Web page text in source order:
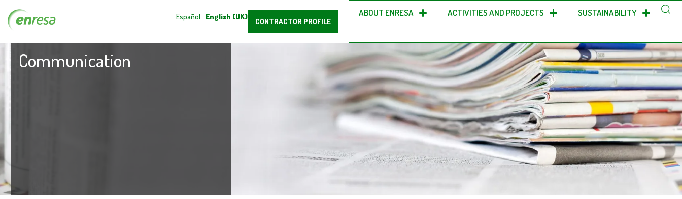
CONTRACTOR PROFILE
Español English (UK) ABOUT ENRESA ACTIVITIES AND PROJECTS SUSTAINABILITY
Communication